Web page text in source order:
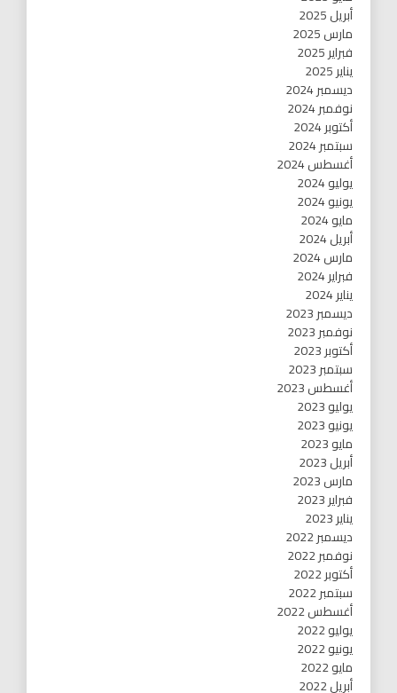
أبريل 2025
مارس 2025
فبراير 2025
يناير 2025
ديسمبر 2024
نوفمبر 2024
أكتوبر 2024
سبتمبر 2024
أغسطس 2024
يوليو 2024
يونيو 2024
مايو 2024
أبريل 2024
مارس 2024
فبراير 2024
يناير 2024
ديسمبر 2023
نوفمبر 2023
أكتوبر 2023
سبتمبر 2023
أغسطس 2023
يوليو 2023
يونيو 2023
مايو 2023
أبريل 2023
مارس 2023
فبراير 2023
يناير 2023
ديسمبر 2022
نوفمبر 2022
أكتوبر 2022
سبتمبر 2022
أغسطس 2022
يوليو 2022
يونيو 2022
مايو 2022
أبريل 2022